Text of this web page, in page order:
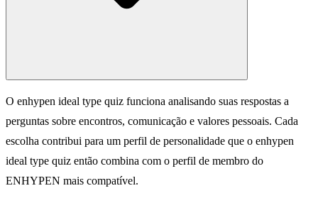
O enhypen ideal type quiz funciona analisando suas respostas a
perguntas sobre encontros, comunicação e valores pessoais. Cada
escolha contribui para um perfil de personalidade que o enhypen
ideal type quiz então combina com o perfil de membro do
ENHYPEN mais compatível.